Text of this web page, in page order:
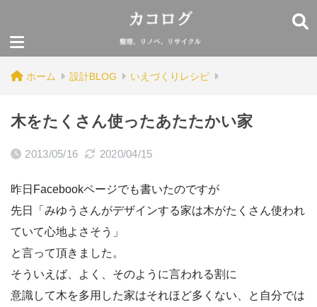
ホーム 設計BLOG いえづくりレシピ
木をたくさん使ったあたたかい家
2013/05/16 2020/04/15
昨日Facebookページでも書いたのですが
先日「みゆうさんがデザインする家は木がたくさん使われ
ていて心地よさそう」
と言って頂きました。
そういえば、よく、そのように言われる割に
意識して木を多用した家はそれほど多くない、と自分では